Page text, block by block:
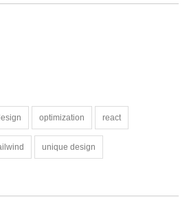
optimization react
unique design